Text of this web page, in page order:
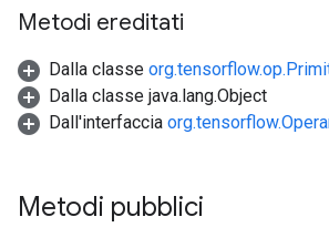
Metodi ereditati
Dalla classe
Dalla classe java.lang.Object
Dall'interfaccia
Metodi pubblici